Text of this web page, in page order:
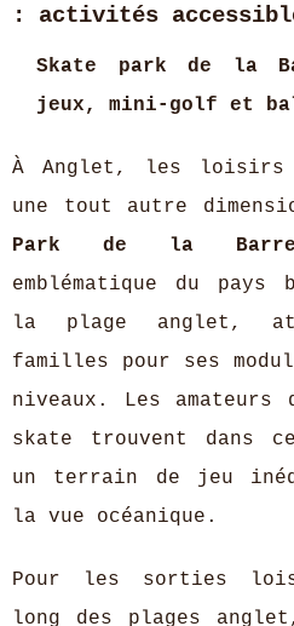
: activités
Skate park de la
jeux, mini-golf et
À Anglet, les loisirs
une tout autre
Park de la Barre
emblématique du pays
la plage anglet,
familles pour ses
niveaux. Les
skate trouvent dans
un terrain de jeu
la vue océanique.
Pour les sorties
long des plages